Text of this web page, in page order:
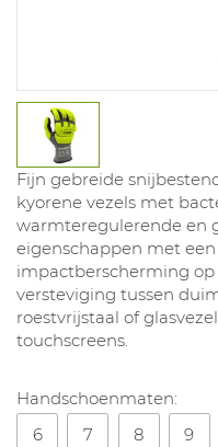
Fijn gebreide
kyorene vezels met
warmteregulerende en
eigenschappen met
impactberscherming
versteviging tussen
roestvrijstaal of
touchscreens.
Handschoenmaten:
6
7 8 9